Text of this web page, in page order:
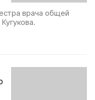
врача общей